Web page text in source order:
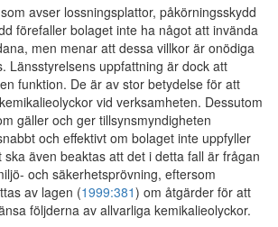
avser lossningsplattor, påkörningsskydd
förefaller bolaget inte ha något att invända
men menar att dessa villkor är onödiga
Länsstyrelsens uppfattning är dock att
funktion. De är av stor betydelse för att
vid verksamheten. Dessutom
gäller och ger tillsynsmyndigheten
och effektivt om bolaget inte uppfyller
även beaktas att det i detta fall är frågan
och säkerhetsprövning, eftersom
av lagen (1999:381) om åtgärder för att
följderna av allvarliga kemikalieolyckor.